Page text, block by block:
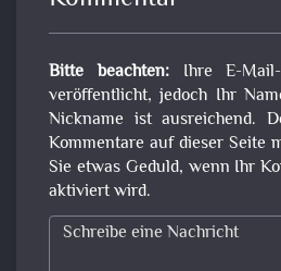
Bitte beachten:Ihre E-Mail-
veröffentlicht, jedoch Ihr
Nickname ist ausreichend.
Kommentare auf dieser Seite
Sie etwas Geduld, wenn Ihr
aktiviert wird.